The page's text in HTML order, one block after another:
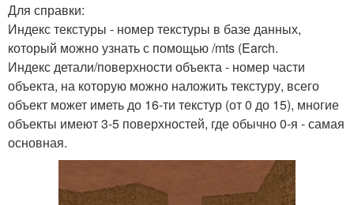
Для справки:
Индекс текстуры - номер текстуры в базе данных,
который можно узнать с помощью /mts (Earch.
Индекс детали/поверхности объекта - номер части
объекта, на которую можно наложить текстуру, всего
объект может иметь до 16-ти текстур (от 0 до 15), многие
объекты имеют 3-5 поверхностей, где обычно 0-я - самая
основная.